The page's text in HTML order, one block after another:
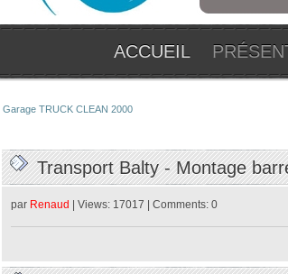
ACCUEIL
Garage TRUCK CLEAN 2000
Transport Balty - Montage
par Renaud | Views: 17017 | Comments: 0